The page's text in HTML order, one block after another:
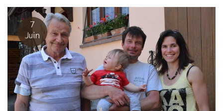
7
Juin